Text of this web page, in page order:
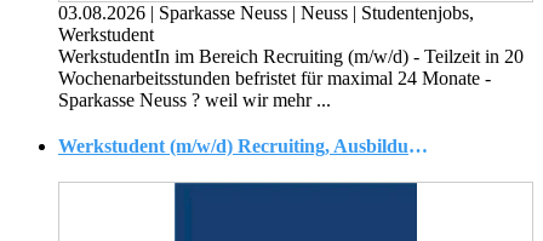
03.08.2026 | Sparkasse Neuss | Neuss | Studentenjobs,
Werkstudent
WerkstudentIn im Bereich Recruiting (m/w/d) - Teilzeit in 20
Wochenarbeitsstunden befristet für maximal 24 Monate -
Sparkasse Neuss ? weil wir mehr ...
Werkstudent (m/w/d) Recruiting, Ausbildung & Employer Branding